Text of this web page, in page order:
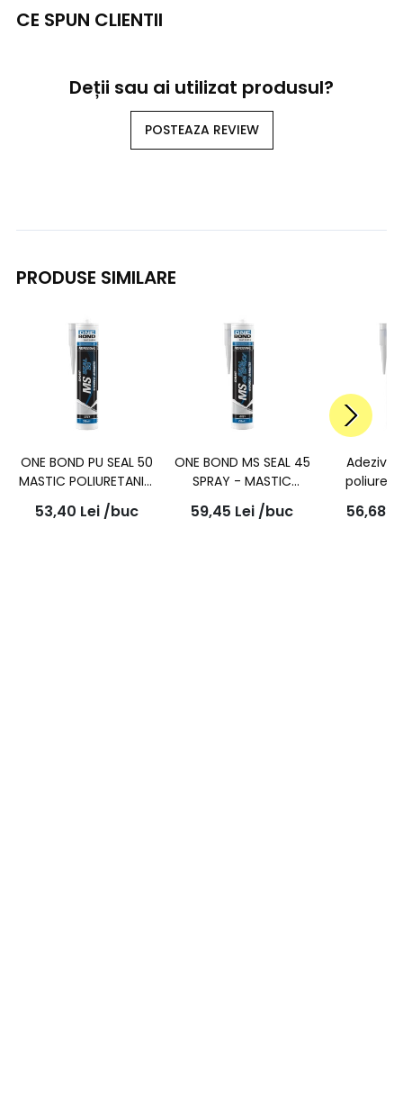
CE SPUN CLIENTII
Deții sau ai utilizat produsul?
POSTEAZA REVIEW
PRODUSE SIMILARE
ONE BOND PU SEAL 50
MASTIC POLIURETANIC
SUDABIL GRI 280ml
53,40 Lei /buc
ONE BOND MS SEAL 45
SPRAY - MASTIC
PISTOLABIL GRI 290ml
59,45 Lei /buc
Adeziv
sudabil,
56,68